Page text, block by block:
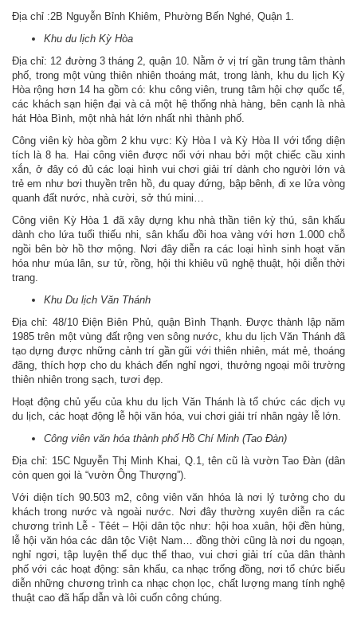
Địa chỉ :2B Nguyễn Bỉnh Khiêm, Phường Bến Nghé, Quận 1.
Khu du lịch Kỳ Hòa
Địa chỉ: 12 đường 3 tháng 2, quận 10. Nằm ở vị trí gần trung tâm thành
phố, trong một vùng thiên nhiên thoáng mát, trong lành, khu du lịch Kỳ
Hòa rộng hơn 14 ha gồm có: khu công viên, trung tâm hội chợ quốc tế,
các khách sạn hiện đại và cả một hệ thống nhà hàng, bên cạnh là nhà
hát Hòa Bình, một nhà hát lớn nhất nhì thành phố.
Công viên kỳ hòa gồm 2 khu vực: Kỳ Hòa I và Kỳ Hòa II với tổng diện
tích là 8 ha. Hai công viên được nối với nhau bởi một chiếc cầu xinh
xắn, ở đây có đủ các loại hình vui chơi giải trí dành cho người lớn và
trẻ em như bơi thuyền trên hồ, đu quay đứng, bập bênh, đi xe lửa vòng
quanh đất nước, nhà cười, sở thú mini…
Công viên Kỳ Hòa 1 đã xây dựng khu nhà thần tiên kỳ thú, sân khấu
dành cho lứa tuổi thiếu nhi, sân khấu đồi hoa vàng với hơn 1.000 chỗ
ngồi bên bờ hồ thơ mộng. Nơi đây diễn ra các loại hình sinh hoạt văn
hóa như múa lân, sư tử, rồng, hội thi khiêu vũ nghệ thuật, hội diễn thời
trang.
Khu Du lịch Văn Thánh
Địa chỉ: 48/10 Điện Biên Phủ, quận Bình Thạnh. Được thành lập năm
1985 trên một vùng đất rộng ven sông nước, khu du lịch Văn Thánh đã
tạo dựng được những cảnh trí gần gũi với thiên nhiên, mát mẻ, thoáng
đãng, thích hợp cho du khách đến nghỉ ngơi, thưởng ngoại môi trường
thiên nhiên trong sạch, tươi đẹp.
Hoạt động chủ yếu của khu du lịch Văn Thánh là tổ chức các dịch vụ
du lịch, các hoạt động lễ hội văn hóa, vui chơi giải trí nhân ngày lễ lớn.
Công viên văn hóa thành phố Hồ Chí Minh (Tao Đàn)
Địa chỉ: 15C Nguyễn Thị Minh Khai, Q.1, tên cũ là vườn Tao Đàn (dân
còn quen gọi là “vườn Ông Thượng”).
Với diện tích 90.503 m2, công viên văn hhóa là nơi lý tưởng cho du
khách trong nước và ngoài nước. Nơi đây thường xuyên diễn ra các
chương trình Lễ - Têét – Hội dân tộc như: hội hoa xuân, hội đền hùng,
lễ hội văn hóa các dân tộc Việt Nam… đồng thời cũng là nơi du ngoạn,
nghỉ ngơi, tập luyện thể dục thể thao, vui chơi giải trí của dân thành
phố với các hoạt động: sân khấu, ca nhạc trống đồng, nơi tổ chức biểu
diễn những chương trình ca nhạc chọn lọc, chất lượng mang tính nghệ
thuật cao đã hấp dẫn và lôi cuốn công chúng.